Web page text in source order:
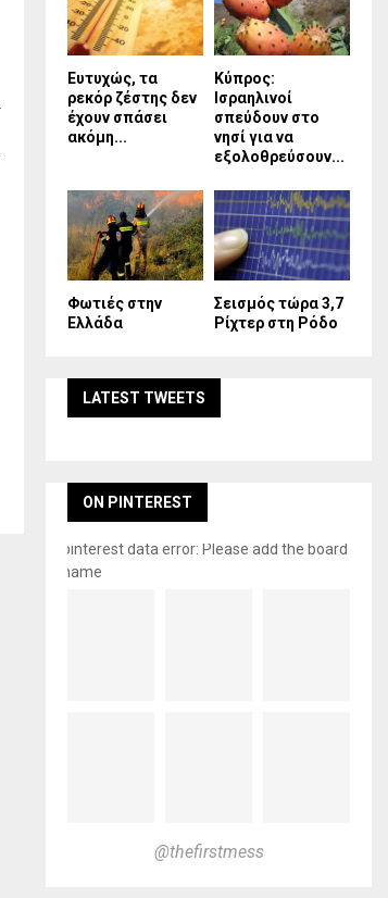
Ευτυχώς, τα
ρεκόρ ζέστης δεν
έχουν σπάσει
ακόμη...
Κύπρος:
Ισραηλινοί
σπεύδουν στο
νησί για να
εξολοθρεύσουν...
Φωτιές στην
Ελλάδα
Σεισμός τώρα 3,7
Ρίχτερ στη Ρόδο
LATEST TWEETS
ON PINTEREST
pinterest data error: Please add the board
name
@thefirstmess